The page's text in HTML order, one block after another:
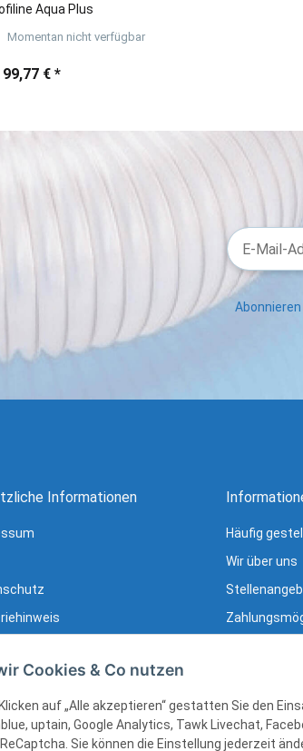
Aqua Plus
Momentan nicht verfügbar
99,77 € *
Informationen
(B2B)
Häufig
Wir über uns
Ratgeber &
Cookies & Co nutzen
auf „Alle akzeptieren“ gestatten Sie den
uptain, Google Analytics, Tawk Livechat,
ReCaptcha. Sie können die Einstellung jederzeit